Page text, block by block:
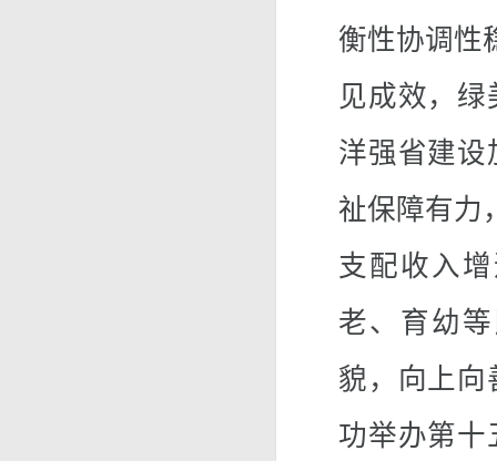
衡性协调性
见成效，
洋强省建设
祉保障有力
支配收入
老、育幼
貌，向上向
功举办第十